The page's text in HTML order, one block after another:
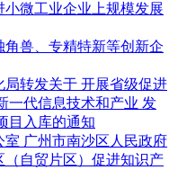
小微工业企业上规模发展
角兽、专精特新等创新企
局转发关于 开展省级促进
一代信息技术和产业 发
目入库的通知
广州市南沙区人民政府
自贸片区）促进知识产